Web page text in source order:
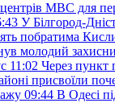
МВС для
У Білгород-
побратима
молодий
11:02 Через пункт
присвоїли
09:44 В Одесі